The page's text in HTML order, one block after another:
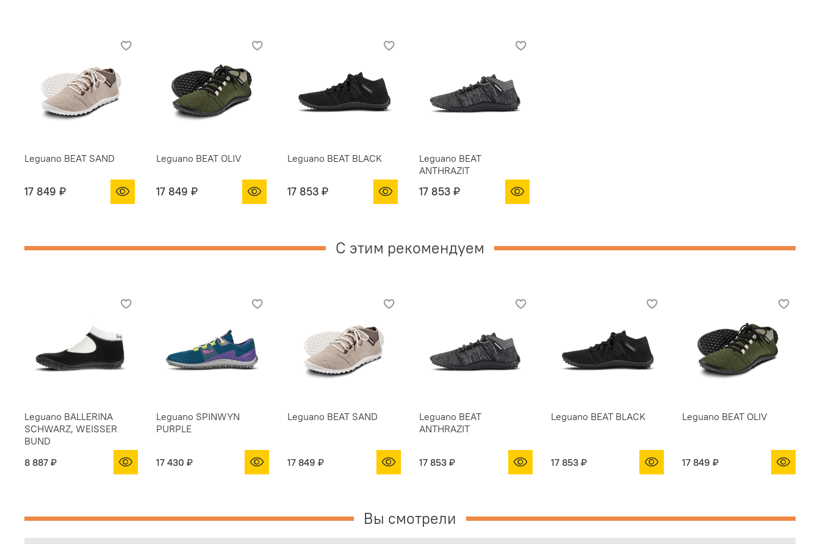
Leguano BEAT SAND
17 849 ₽
Leguano BEAT OLIV
17 849 ₽
Leguano BEAT BLACK
17 853 ₽
Leguano BEAT
ANTHRAZIT
17 853 ₽
С этим рекомендуем
Leguano BALLERINA
SCHWARZ, WEISSER
BUND
8 887 ₽
Leguano SPINWYN
PURPLE
17 430 ₽
Leguano BEAT SAND
17 849 ₽
Leguano BEAT
ANTHRAZIT
17 853 ₽
Leguano BEAT BLACK
17 853 ₽
Leguano BEAT OLIV
17 849 ₽
Вы смотрели